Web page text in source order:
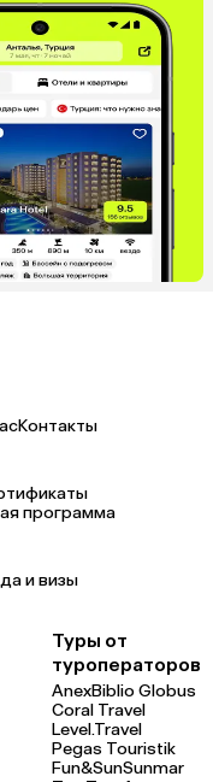
Контакты
программа
и визы
Туры от
туроператоров
AnexBiblio Globus
Coral Travel
Level.Travel
Pegas Touristik
Fun&SunSunmar